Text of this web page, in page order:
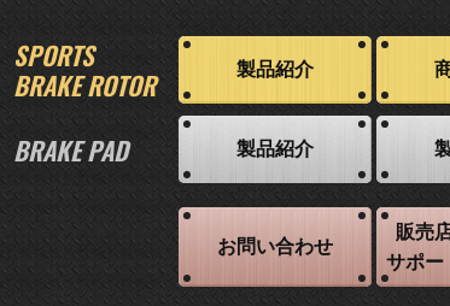
SPORTS
BRAKE ROTOR
製品紹介
BRAKE PAD 製品紹介
お問い合わせ
販売
サポー